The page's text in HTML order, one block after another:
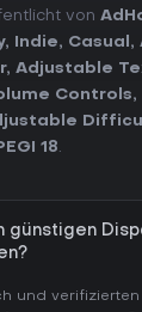
von
, Indie, Casual ,
, Adjustable
Controls,
18.
günstigen
und